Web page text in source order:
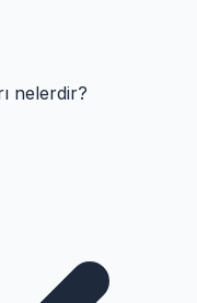
nelerdir?